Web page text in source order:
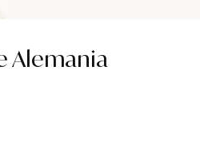
Alemania